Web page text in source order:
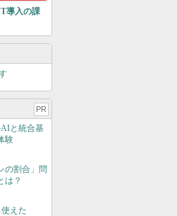
導入の課
PR
と統合基
験
の割合」問
は？
えた